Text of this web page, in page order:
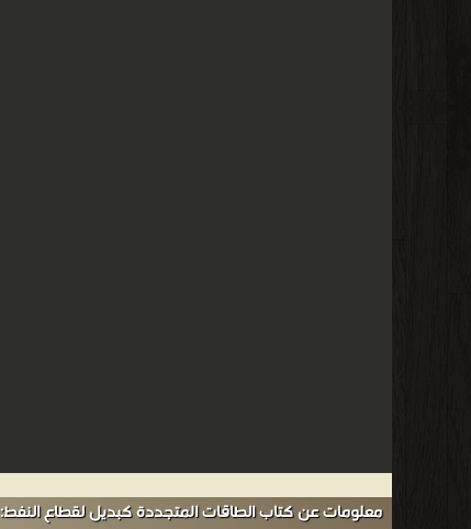
معلومات عن كتاب الطاقات المتجددة كبديل لقطاع النفط: